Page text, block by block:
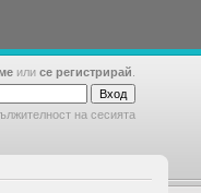
или се регистрирай
на сесията